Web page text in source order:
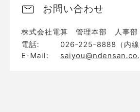
お問い合わせ
株式会社電算 管理本部 人事部
電話:
026-225-8888（内線
E-Mail: